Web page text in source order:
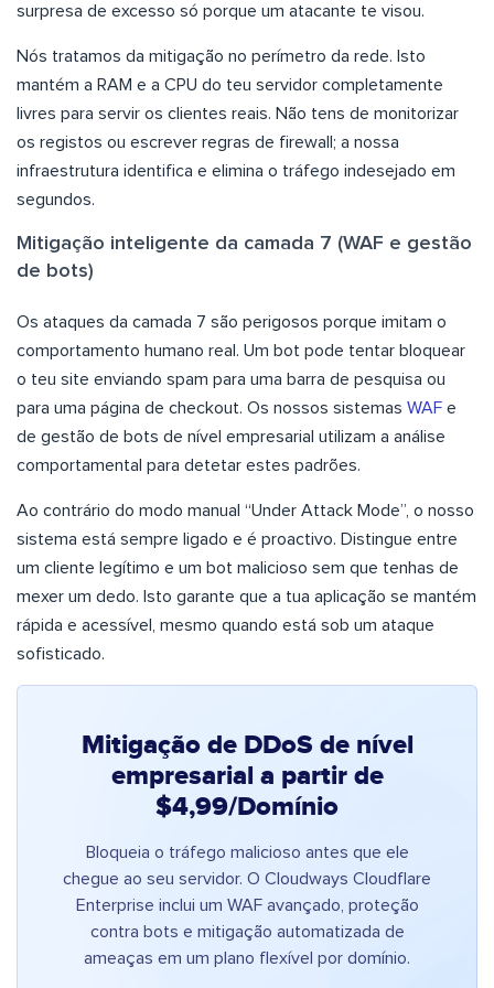
surpresa de excesso só porque um atacante te visou.
Nós tratamos da mitigação no perímetro da rede. Isto
mantém a RAM e a CPU do teu servidor completamente
livres para servir os clientes reais. Não tens de monitorizar
os registos ou escrever regras de firewall; a nossa
infraestrutura identifica e elimina o tráfego indesejado em
segundos.
Mitigação inteligente da camada 7 (WAF e gestão
de bots)
Os ataques da camada 7 são perigosos porque imitam o
comportamento humano real. Um bot pode tentar bloquear
o teu site enviando spam para uma barra de pesquisa ou
para uma página de checkout. Os nossos sistemas WAF e
de gestão de bots de nível empresarial utilizam a análise
comportamental para detetar estes padrões.
Ao contrário do modo manual “Under Attack Mode”, o nosso
sistema está sempre ligado e é proactivo. Distingue entre
um cliente legítimo e um bot malicioso sem que tenhas de
mexer um dedo. Isto garante que a tua aplicação se mantém
rápida e acessível, mesmo quando está sob um ataque
sofisticado.
Mitigação de DDoS de nível
empresarial a partir de
$4,99/Domínio
Bloqueia o tráfego malicioso antes que ele
chegue ao seu servidor. O Cloudways Cloudflare
Enterprise inclui um WAF avançado, proteção
contra bots e mitigação automatizada de
ameaças em um plano flexível por domínio.